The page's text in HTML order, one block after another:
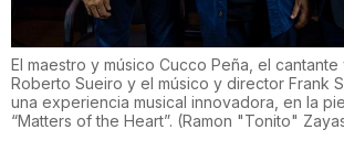
El maestro y músico Cucco Peña, el
Roberto Sueiro y el músico y director Frank
una experiencia musical innovadora, en la
“Matters of the Heart”. (Ramon "Tonito"